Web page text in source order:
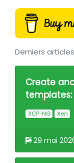
Derniers
Create
XCP-NG Xen
29 mai